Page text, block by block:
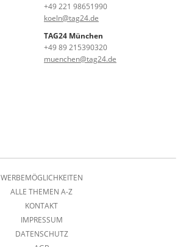
+49 221 98651990
koeln@tag24.de
TAG24 München
+49 89 215390320
muenchen@tag24.de
WERBEMÖGLICHKEITEN
ALLE THEMEN A-Z
KONTAKT
IMPRESSUM
DATENSCHUTZ